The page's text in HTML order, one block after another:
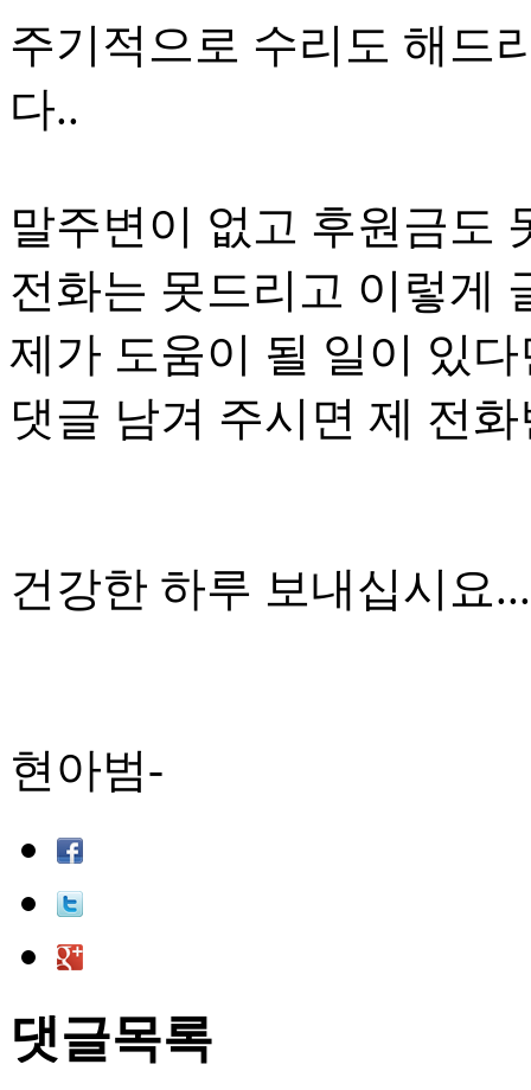
주기적으로 수리도 해드
다..
말주변이 없고 후원금도
전화는 못드리고 이렇게
제가 도움이 될 일이 있
댓글 남겨 주시면 제 전
건강한 하루 보내십시요...
현아범-
댓글목록